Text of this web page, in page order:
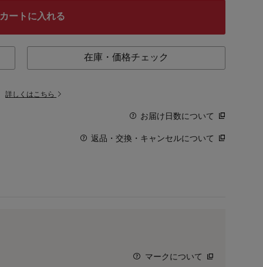
カートに入れる
在庫・価格チェック
詳しくはこちら
お届け日数について
返品・交換・キャンセルについて
マークについて